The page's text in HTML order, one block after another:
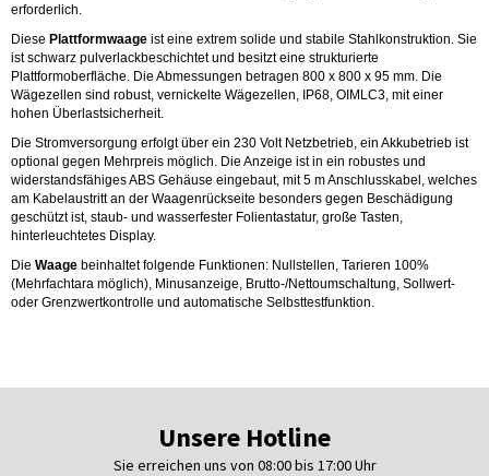
erforderlich.
Diese Plattformwaage ist eine extrem solide und stabile Stahlkonstruktion. Sie
ist schwarz pulverlackbeschichtet und besitzt eine strukturierte
Plattformoberfläche. Die Abmessungen betragen 800 x 800 x 95 mm. Die
Wägezellen sind robust, vernickelte Wägezellen, IP68, OIMLC3, mit einer
hohen Überlastsicherheit.
Die Stromversorgung erfolgt über ein 230 Volt Netzbetrieb, ein Akkubetrieb ist
optional gegen Mehrpreis möglich. Die Anzeige ist in ein robustes und
widerstandsfähiges ABS Gehäuse eingebaut, mit 5 m Anschlusskabel, welches
am Kabelaustritt an der Waagenrückseite besonders gegen Beschädigung
geschützt ist, staub- und wasserfester Folientastatur, große Tasten,
hinterleuchtetes Display.
Die Waage beinhaltet folgende Funktionen: Nullstellen, Tarieren 100%
(Mehrfachtara möglich), Minusanzeige, Brutto-/Nettoumschaltung, Sollwert-
oder Grenzwertkontrolle und automatische Selbsttestfunktion.
Unsere Hotline
Sie erreichen uns von 08:00 bis 17:00 Uhr